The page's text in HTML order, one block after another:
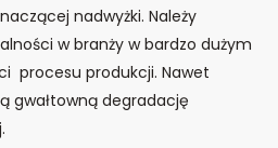
nadwyżki. Należy
w branży w bardzo dużym
procesu produkcji. Nawet
gwałtowną degradację